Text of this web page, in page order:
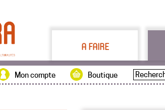
A FAIRE
Boutique
Mon compte